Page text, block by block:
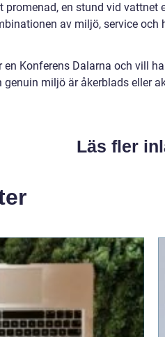
promenad, en stund vid
av miljö, service
en Konferens Dalarna och vill
genuin miljö är åkerblads eller
Läs fler